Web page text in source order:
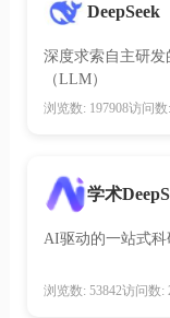
DeepSeek
深度求索自主研
（LLM）
浏览数: 197908访问数
学术
AI驱动的一站式
浏览数: 53842访问数: